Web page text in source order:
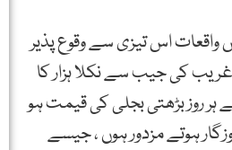
اس تیزی سے وقوع پذیر
کی جیب سے نکلا ہزار کا
ہر روز بڑھتی بجلی کی قیمت ہو
ہوتے مزدور ہوں ، جیسے